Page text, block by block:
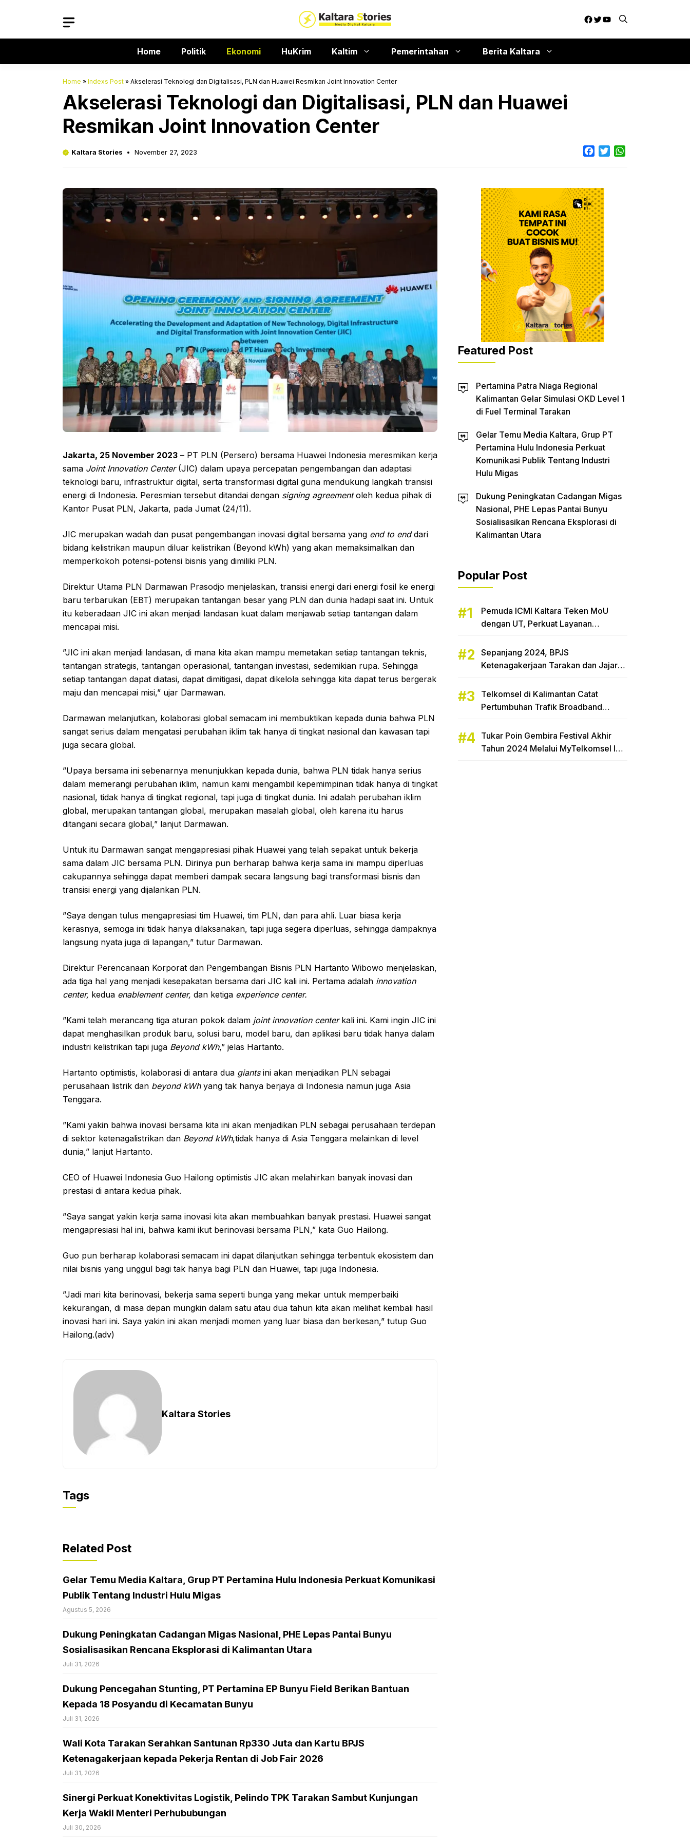
Facebook
Twitter
YouTube
Home Politik Ekonomi HuKrim Kaltim Pemerintahan Berita Kaltara
Home » Indexs Post » Akselerasi Teknologi dan Digitalisasi, PLN dan Huawei Resmikan Joint Innovation Center
Akselerasi Teknologi dan Digitalisasi, PLN dan Huawei
Resmikan Joint Innovation Center
Kaltara Stories November 27, 2023 Facebook
Twitter
Jakarta, 25 November 2023 – PT PLN (Persero) bersama Huawei Indonesia meresmikan kerja
sama Joint Innovation Center(JIC) dalam upaya percepatan pengembangan dan adaptasi
teknologi baru, infrastruktur digital, serta transformasi digital guna mendukung langkah transisi
energi di Indonesia. Peresmian tersebut ditandai dengan signing agreementoleh kedua pihak di
Kantor Pusat PLN, Jakarta, pada Jumat (24/11).
JIC merupakan wadah dan pusat pengembangan inovasi digital bersama yang end to enddari
bidang kelistrikan maupun diluar kelistrikan (Beyond kWh) yang akan memaksimalkan dan
memperkokoh potensi-potensi bisnis yang dimiliki PLN.
Direktur Utama PLN Darmawan Prasodjo menjelaskan, transisi energi dari energi fosil ke energi
baru terbarukan (EBT) merupakan tantangan besar yang PLN dan dunia hadapi saat ini. Untuk
itu keberadaan JIC ini akan menjadi landasan kuat dalam menjawab setiap tantangan dalam
mencapai misi.
”JIC ini akan menjadi landasan, di mana kita akan mampu memetakan setiap tantangan teknis,
tantangan strategis, tantangan operasional, tantangan investasi, sedemikian rupa. Sehingga
setiap tantangan dapat diatasi, dapat dimitigasi, dapat dikelola sehingga kita dapat terus bergerak
maju dan mencapai misi,” ujar Darmawan.
Darmawan melanjutkan, kolaborasi global semacam ini membuktikan kepada dunia bahwa PLN
sangat serius dalam mengatasi perubahan iklim tak hanya di tingkat nasional dan kawasan tapi
juga secara global.
”Upaya bersama ini sebenarnya menunjukkan kepada dunia, bahwa PLN tidak hanya serius
dalam memerangi perubahan iklim, namun kami mengambil kepemimpinan tidak hanya di tingkat
nasional, tidak hanya di tingkat regional, tapi juga di tingkat dunia. Ini adalah perubahan iklim
global, merupakan tantangan global, merupakan masalah global, oleh karena itu harus
ditangani secara global,” lanjut Darmawan.
Untuk itu Darmawan sangat mengapresiasi pihak Huawei yang telah sepakat untuk bekerja
sama dalam JIC bersama PLN. Dirinya pun berharap bahwa kerja sama ini mampu diperluas
cakupannya sehingga dapat memberi dampak secara langsung bagi transformasi bisnis dan
transisi energi yang dijalankan PLN.
”Saya dengan tulus mengapresiasi tim Huawei, tim PLN, dan para ahli. Luar biasa kerja
kerasnya, semoga ini tidak hanya dilaksanakan, tapi juga segera diperluas, sehingga dampaknya
langsung nyata juga di lapangan,” tutur Darmawan.
Direktur Perencanaan Korporat dan Pengembangan Bisnis PLN Hartanto Wibowo menjelaskan,
ada tiga hal yang menjadi kesepakatan bersama dari JIC kali ini. Pertama adalah innovation
center, kedua enablement center, dan ketiga experience center.
”Kami telah merancang tiga aturan pokok dalam joint innovation centerkali ini. Kami ingin JIC ini
dapat menghasilkan produk baru, solusi baru, model baru, dan aplikasi baru tidak hanya dalam
industri kelistrikan tapi juga Beyond kWh,” jelas Hartanto.
Hartanto optimistis, kolaborasi di antara dua giantsini akan menjadikan PLN sebagai
perusahaan listrik dan beyond kWhyang tak hanya berjaya di Indonesia namun juga Asia
Tenggara.
”Kami yakin bahwa inovasi bersama kita ini akan menjadikan PLN sebagai perusahaan terdepan
di sektor ketenagalistrikan dan Beyond kWh,tidak hanya di Asia Tenggara melainkan di level
dunia,” lanjut Hartanto.
CEO of Huawei Indonesia Guo Hailong optimistis JIC akan melahirkan banyak inovasi dan
prestasi di antara kedua pihak.
”Saya sangat yakin kerja sama inovasi kita akan membuahkan banyak prestasi. Huawei sangat
mengapresiasi hal ini, bahwa kami ikut berinovasi bersama PLN,” kata Guo Hailong.
Guo pun berharap kolaborasi semacam ini dapat dilanjutkan sehingga terbentuk ekosistem dan
nilai bisnis yang unggul bagi tak hanya bagi PLN dan Huawei, tapi juga Indonesia.
”Jadi mari kita berinovasi, bekerja sama seperti bunga yang mekar untuk memperbaiki
kekurangan, di masa depan mungkin dalam satu atau dua tahun kita akan melihat kembali hasil
inovasi hari ini. Saya yakin ini akan menjadi momen yang luar biasa dan berkesan,” tutup Guo
Hailong.(adv)
Kaltara Stories
Tags
Related Post
Gelar Temu Media Kaltara, Grup PT Pertamina Hulu Indonesia Perkuat Komunikasi
Publik Tentang Industri Hulu Migas
Agustus 5, 2026
Dukung Peningkatan Cadangan Migas Nasional, PHE Lepas Pantai Bunyu
Sosialisasikan Rencana Eksplorasi di Kalimantan Utara
Juli 31, 2026
Dukung Pencegahan Stunting, PT Pertamina EP Bunyu Field Berikan Bantuan
Kepada 18 Posyandu di Kecamatan Bunyu
Juli 31, 2026
Wali Kota Tarakan Serahkan Santunan Rp330 Juta dan Kartu BPJS
Ketenagakerjaan kepada Pekerja Rentan di Job Fair 2026
Juli 31, 2026
Sinergi Perkuat Konektivitas Logistik, Pelindo TPK Tarakan Sambut Kunjungan
Kerja Wakil Menteri Perhububungan
Juli 30, 2026
Featured Post
Pertamina Patra Niaga Regional
Kalimantan Gelar Simulasi OKD Level 1
di Fuel Terminal Tarakan
Gelar Temu Media Kaltara, Grup PT
Pertamina Hulu Indonesia Perkuat
Komunikasi Publik Tentang Industri
Hulu Migas
Dukung Peningkatan Cadangan Migas
Nasional, PHE Lepas Pantai Bunyu
Sosialisasikan Rencana Eksplorasi di
Kalimantan Utara
Popular Post
Pemuda ICMI Kaltara Teken MoU
dengan UT, Perkuat Layanan
Sepanjang 2024, BPJS
Ketenagakerjaan Tarakan dan Jajaran
Telkomsel di Kalimantan Catat
Pertumbuhan Trafik Broadband
Tukar Poin Gembira Festival Akhir
Tahun 2024 Melalui MyTelkomsel Ibu